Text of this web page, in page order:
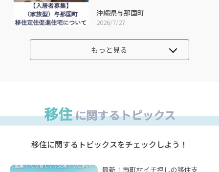
沖縄県与那国町
2026/7/27
もっと見る
移住に関するトピックス
移住に関するトピックスをチェックしよう！
最新！市町村イチ押しの移住支